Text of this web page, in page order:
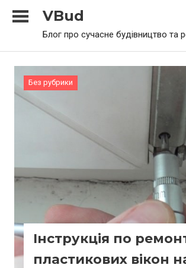
VBud
Блог про сучасне будівництво та
Без рубрики
Інструкція по
пластикових вікон